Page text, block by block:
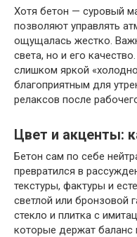
Хотя бетон — суровый
позволяют управлять
ощущалась жестко.
света, но и его
слишком яркой
благоприятным для
релаксов после
Цвет и акценты:
Бетон сам по себе
превратился в
текстуры, фактуры и
светлой или бронзовой
стекло и плитка с
которые держат